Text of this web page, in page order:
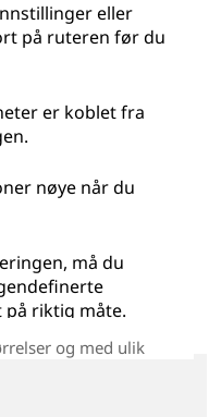
eller
på ruteren før du
er koblet fra
nøye når du
må du
riktig måte.
og med ulik